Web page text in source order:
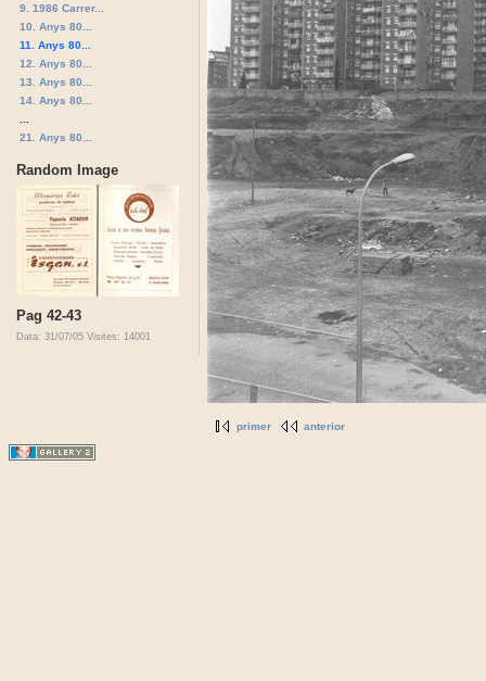
9. 1986 Carrer...
10. Anys 80...
11. Anys 80...
12. Anys 80...
13. Anys 80...
14. Anys 80...
21. Anys 80...
Random Image
Pag 42-43
Data: 31/07/05 Visites: 14001
primer anterior